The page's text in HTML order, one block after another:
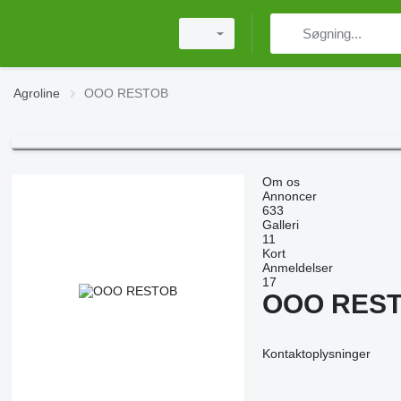
Agroline OOO RESTOB
Om os
Annoncer
633
Galleri
11
Kort
Anmeldelser
17
OOO
Kontaktoplysninger